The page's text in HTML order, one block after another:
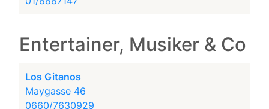
Entertainer, Musiker & Co
Los Gitanos
Maygasse 46
0660/7630929